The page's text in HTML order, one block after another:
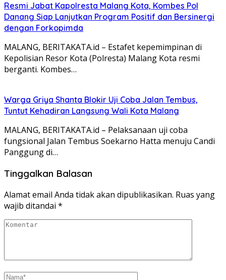
Resmi Jabat Kapolresta Malang Kota, Kombes Pol
Danang Siap Lanjutkan Program Positif dan Bersinergi
dengan Forkopimda
MALANG, BERITAKATA.id – Estafet kepemimpinan di
Kepolisian Resor Kota (Polresta) Malang Kota resmi
berganti. Kombes…
Warga Griya Shanta Blokir Uji Coba Jalan Tembus,
Tuntut Kehadiran Langsung Wali Kota Malang
MALANG, BERITAKATA.id – Pelaksanaan uji coba
fungsional Jalan Tembus Soekarno Hatta menuju Candi
Panggung di…
Tinggalkan Balasan
Alamat email Anda tidak akan dipublikasikan. Ruas yang
wajib ditandai *